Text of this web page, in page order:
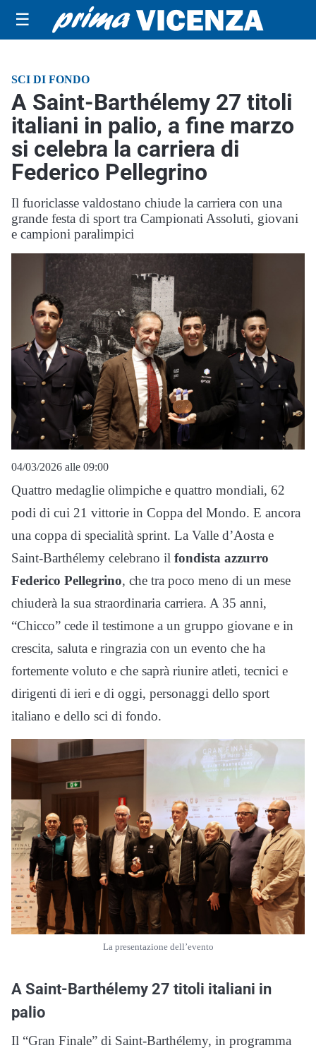
☰
SCI DI FONDO
A Saint-Barthélemy 27 titoli
italiani in palio, a fine marzo
si celebra la carriera di
Federico Pellegrino
Il fuoriclasse valdostano chiude la carriera con una
grande festa di sport tra Campionati Assoluti, giovani
e campioni paralimpici
04/03/2026 alle 09:00
Quattro medaglie olimpiche e quattro mondiali, 62
podi di cui 21 vittorie in Coppa del Mondo. E ancora
una coppa di specialità sprint. La Valle d’Aosta e
Saint-Barthélemy celebrano il fondista azzurro
Federico Pellegrino, che tra poco meno di un mese
chiuderà la sua straordinaria carriera. A 35 anni,
“Chicco” cede il testimone a un gruppo giovane e in
crescita, saluta e ringrazia con un evento che ha
fortemente voluto e che saprà riunire atleti, tecnici e
dirigenti di ieri e di oggi, personaggi dello sport
italiano e dello sci di fondo.
La presentazione dell’evento
A Saint-Barthélemy 27 titoli italiani in
palio
Il “Gran Finale” di Saint-Barthélemy, in programma